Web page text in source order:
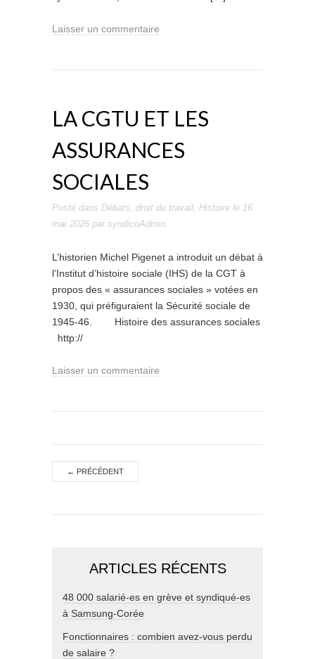
Laisser un commentaire
LA CGTU ET LES
ASSURANCES
SOCIALES
Posté dans Débats, droit du travail, Histoire le 16
mai 2026 par syndicoAdmin.
L’historien Michel Pigenet a introduit un débat à
l’Institut d’histoire sociale (IHS) de la CGT à
propos des « assurances sociales » votées en
1930, qui préfiguraient la Sécurité sociale de
1945-46. Histoire des assurances sociales
http://
Laisser un commentaire
← PRÉCÉDENT
ARTICLES RÉCENTS
48 000 salarié-es en grève et syndiqué-es
à Samsung-Corée
Fonctionnaires : combien avez-vous perdu
de salaire ?